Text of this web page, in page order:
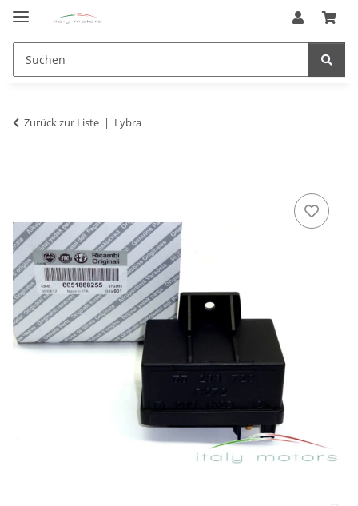
Zurück zur Liste Lybra